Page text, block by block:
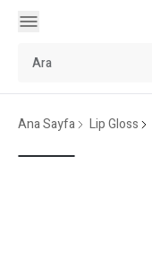
Ana Sayfa Lip Gloss